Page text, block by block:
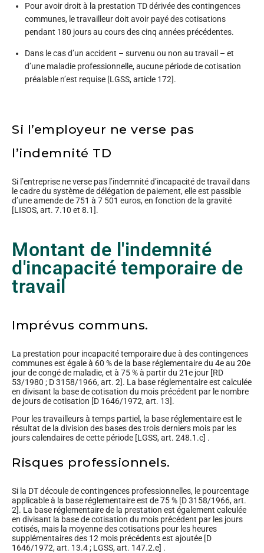
Pour avoir droit à la prestation TD dérivée des contingences
communes, le travailleur doit avoir payé des cotisations
pendant 180 jours au cours des cinq années précédentes.
Dans le cas d’un accident – survenu ou non au travail – et
d’une maladie professionnelle, aucune période de cotisation
préalable n’est requise [LGSS, article 172].
Si l’employeur ne verse pas
l’indemnité TD
Si l’entreprise ne verse pas l’indemnité d’incapacité de travail dans
le cadre du système de délégation de paiement, elle est passible
d’une amende de 751 à 7 501 euros, en fonction de la gravité
[LISOS, art. 7.10 et 8.1].
Montant de l'indemnité
d'incapacité temporaire de
travail
Imprévus communs.
La prestation pour incapacité temporaire due à des contingences
communes est égale à 60 % de la base réglementaire du 4e au 20e
jour de congé de maladie, et à 75 % à partir du 21e jour [RD
53/1980 ; D 3158/1966, art. 2]. La base réglementaire est calculée
en divisant la base de cotisation du mois précédent par le nombre
de jours de cotisation [D 1646/1972, art. 13].
Pour les travailleurs à temps partiel, la base réglementaire est le
résultat de la division des bases des trois derniers mois par les
jours calendaires de cette période [LGSS, art. 248.1.c] .
Risques professionnels.
Si la DT découle de contingences professionnelles, le pourcentage
applicable à la base réglementaire est de 75 % [D 3158/1966, art.
2]. La base réglementaire de la prestation est également calculée
en divisant la base de cotisation du mois précédent par les jours
cotisés, mais la moyenne des cotisations pour les heures
supplémentaires des 12 mois précédents est ajoutée [D
1646/1972, art. 13.4 ; LGSS, art. 147.2.e] .